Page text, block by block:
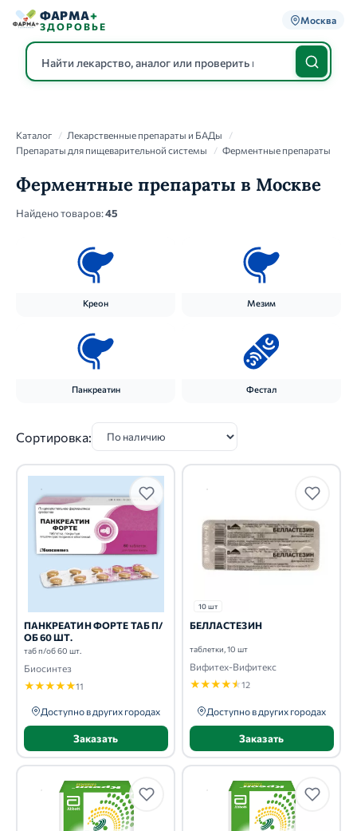
ФАРМА+
ЗДОРОВЬЕ
Москва
Каталог / Лекарственные препараты и БАДы
/
Препараты для пищеварительной системы
/ Ферментные препараты
Ферментные препараты в Москве
Найдено товаров:45
Креон Мезим
Панкреатин Фестал
Сортировка:
ПАНКРЕАТИН ФОРТЕ ТАБ П/
ОБ 60 ШТ.
таб п/об 60 шт.
Биосинтез
★★★★★11
Доступно в других городах
Заказать
10 шт
БЕЛЛАСТЕЗИН
таблетки, 10 шт
Вифитех-Вифитекс
★★★★★12
Доступно в других городах
Заказать